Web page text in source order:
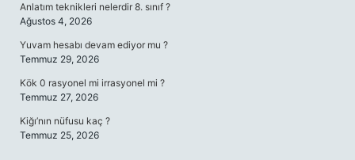
Anlatım teknikleri nelerdir 8. sınıf ?
Ağustos 4, 2026
Yuvam hesabı devam ediyor mu ?
Temmuz 29, 2026
Kök 0 rasyonel mi irrasyonel mi ?
Temmuz 27, 2026
Kiğı’nın nüfusu kaç ?
Temmuz 25, 2026